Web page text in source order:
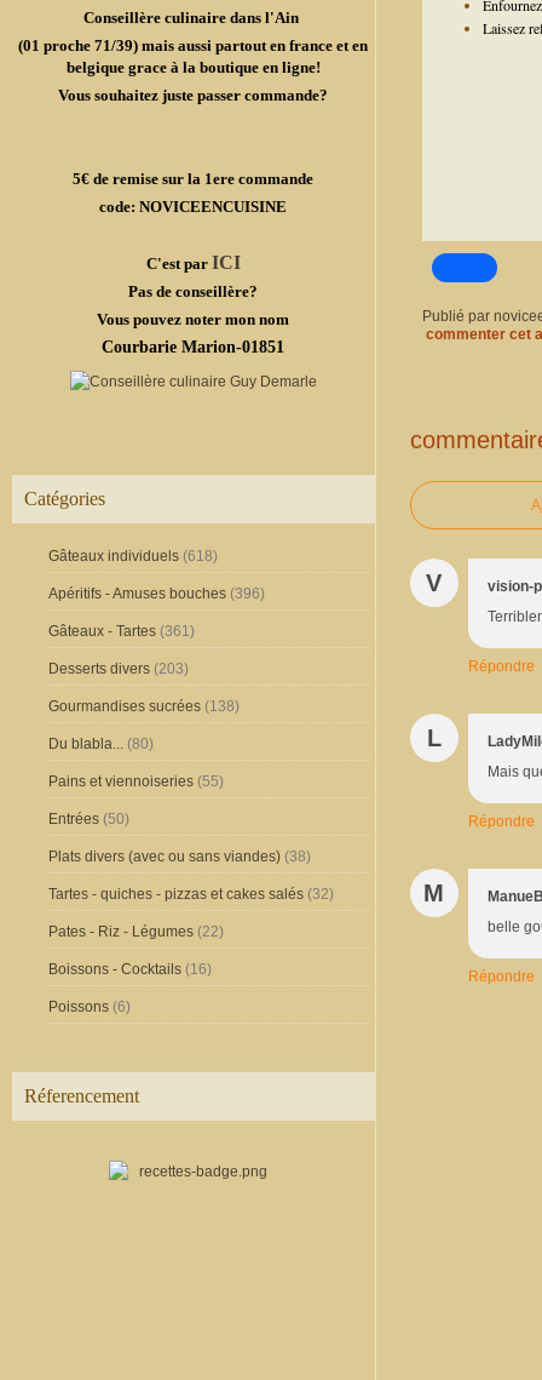
Conseillère culinaire dans l'Ain
(01 proche 71/39) mais aussi partout en france et en
belgique grace à la boutique en ligne!
Vous souhaitez juste passer commande?
5€ de remise sur la 1ere commande
code: NOVICEENCUISINE
C'est par ICI
Pas de conseillère?
Vous pouvez noter mon nom
Courbarie Marion-01851
Catégories
Gâteaux individuels (618)
Apéritifs - Amuses bouches (396)
Gâteaux - Tartes (361)
Desserts divers (203)
Gourmandises sucrées (138)
Du blabla... (80)
Pains et viennoiseries (55)
Entrées (50)
Plats divers (avec ou sans viandes) (38)
Tartes - quiches - pizzas et cakes salés (32)
Pates - Riz - Légumes (22)
Boissons - Cocktails (16)
Poissons (6)
Réferencement
Laissez
Publié par
commenter cet
V
vision-
Répondre
L
Mais
Répondre
M
belle
Répondre